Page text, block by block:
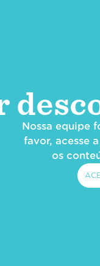
Nossa equipe
favor, acesse
os